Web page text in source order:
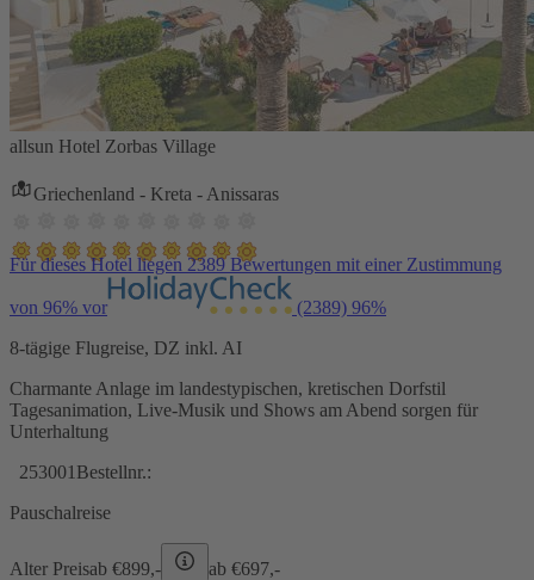
allsun Hotel Zorbas Village
Griechenland - Kreta - Anissaras
Für dieses Hotel liegen 2389 Bewertungen mit einer Zustimmung
von 96% vor (2389) 96%
8-tägige Flugreise, DZ inkl. AI
Charmante Anlage im landestypischen, kretischen Dorfstil
Tagesanimation, Live-Musik und Shows am Abend sorgen für
Unterhaltung
253001 Bestellnr.:
Pauschalreise
Alter Preisab €899,- ab €697,-